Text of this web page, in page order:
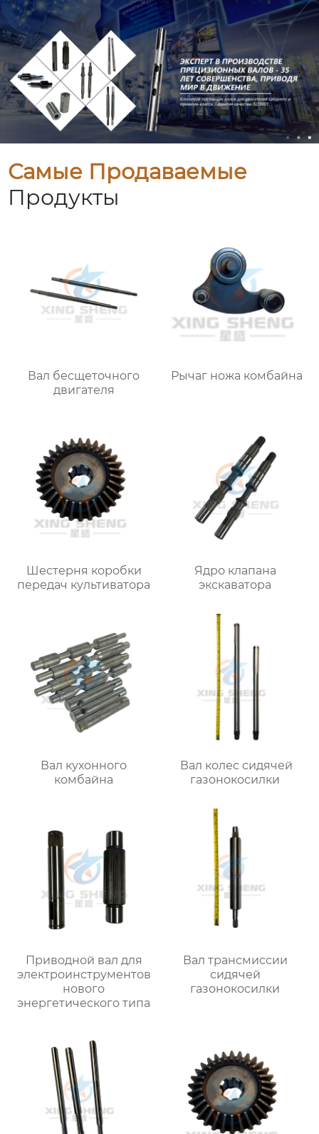
Самые Продаваемые
Продукты
Вал бесщеточного
двигателя
Рычаг ножа комбайна
Шестерня коробки
передач культиватора
Ядро клапана
экскаватора
Вал кухонного
комбайна
Вал колес сидячей
газонокосилки
Приводной вал для
электроинструментов
нового
энергетического типа
Вал трансмиссии
сидячей
газонокосилки